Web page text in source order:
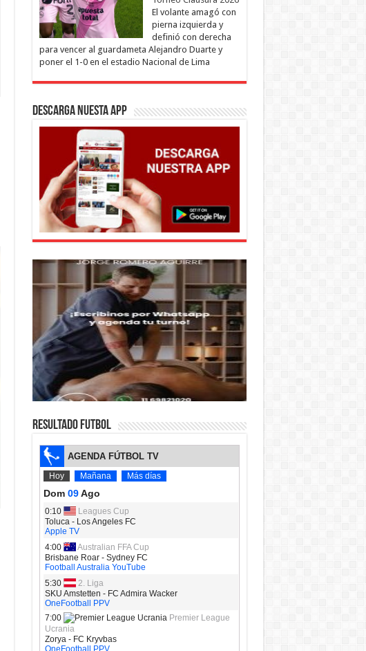
El volante amagó con
pierna izquierda y
definió con derecha
para vencer al guardameta Alejandro Duarte y
poner el 1-0 en el estadio Nacional de Lima
DESCARGA NUESTA APP
RESULTADO FUTBOL